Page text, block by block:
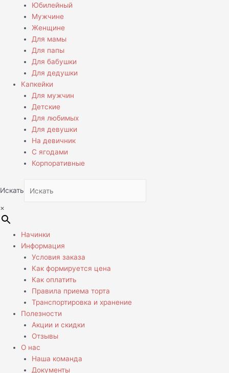
Юбилейный
Мужчине
Женщине
Для мамы
Для папы
Для бабушки
Для дедушки
Капкейки
Для мужчин
Детские
Для любимых
Для девушки
На девичник
С ягодами
Корпоративные
Искать
×
Начинки
Информация
Условия заказа
Как формируется цена
Как оплатить
Правила приема торта
Транспортировка и хранение
Полезности
Акции и скидки
Отзывы
О нас
Наша команда
Документы